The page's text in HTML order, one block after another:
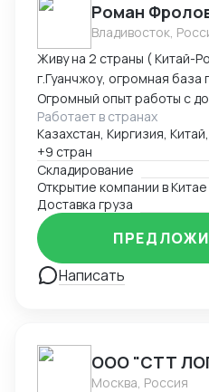
Роман
Владивосток,
Живу на 2 страны ( Китай-
г.Гуанчжоу, огромная база
Огромный опыт работы с
Страны Средней Азии.
инспекция.
Работает в странах
Казахстан, Киргизия,
+9 стран
Складирование
Открытие компании в Китае
Доставка груза
Написать
ООО "СТТ
Москва, Россия